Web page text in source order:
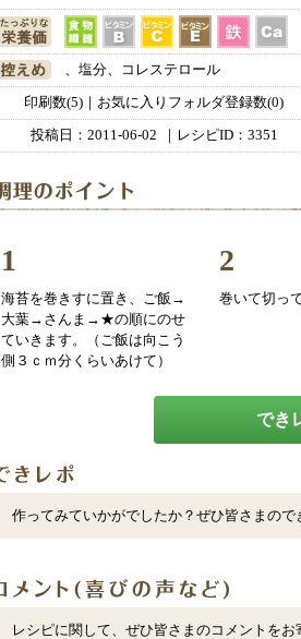
、塩分、コレステロール
印刷数(5)｜お気に入りフォルダ登録数(0)
投稿日： 2011-06-02 ｜レシピID：3351
1
海苔を巻きすに置き、ご飯→
大葉→さんま→★の順にのせ
ていきます。（ご飯は向こう
側３ｃｍ分くらいあけて）
2
巻いて切っ
でき
作ってみていかがでしたか？ぜひ皆さまので
レシピに関して、ぜひ皆さまのコメントをお